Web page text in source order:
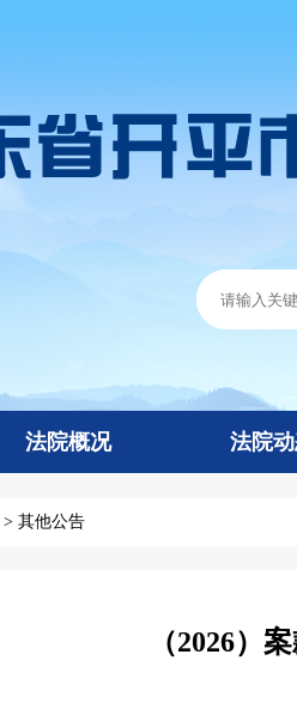
法院概况 法院
> 其他公告
（2026）